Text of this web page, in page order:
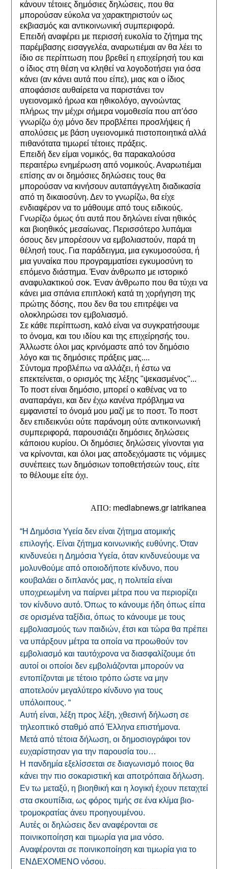
κάνουν τέτοιες δημόσιες δηλώσεις, που θα
μπορούσαν εύκολα να χαρακτηριστούν ως
εκβιασμός και αντικοινωνική συμπεριφορά.
Επειδή αναφέρει με περισσή ευκολία το ζήτημα της
παρέμβασης εισαγγελέα, αναρωτιέμαι αν θα λέει το
ίδιο σε περίπτωση που βρεθεί η επιχείρησή του και
ο ίδιος στη θέση να κληθεί να λογοδοτήσει για όσα
κάνει (αν κάνει αυτά που είπε), μιας και ο ίδιος
αποφάσισε αυθαίρετα να παριστάνει τον
υγειονομικό ήρωα και ηθικολόγο, αγνοώντας
πλήρως την μέχρι σήμερα νομοθεσία που απ'όσο
γνωρίζω όχι μόνο δεν προβλέπει προσλήψεις ή
απολύσεις με βάση υγειονομικά πιστοποιητικά αλλά
πιθανότατα τιμωρεί τέτοιες πράξεις.
Επειδή δεν είμαι νομικός, θα παρακαλούσα
περαιτέρω ενημέρωση από νομικούς. Αναρωτιέμαι
επίσης αν οι δημόσιες δηλώσεις τους θα
μπορούσαν να κινήσουν αυταπάγγελτη διαδικασία
από τη δικαιοσύνη. Δεν το γνωρίζω, θα είχε
ενδιαφέρον να το μάθουμε από τους ειδικούς.
Γνωρίζω όμως ότι αυτά που δηλώνει είναι ηθικός
και βιοηθικός μεσαίωνας. Περισσότερο λυπάμαι
όσους δεν μπορέσουν να εμβολιαστούν, παρά τη
θέλησή τους. Για παράδειγμα, μια εγκυμοσούσα, ή
μια γυναίκα που προγραμματίσει εγκυμοσύνη το
επόμενο διάστημα. Έναν άνθρωπο με ιστορικό
αναφυλακτικού σοκ. Έναν άνθρωπο που θα τύχει να
κάνει μια σπάνια επιπλοκή κατά τη χορήγηση της
πρώτης δόσης, που δεν θα του επιτρέψει να
ολοκληρώσει τον εμβολιασμό.
Σε κάθε περίπτωση, καλό είναι να συγκρατήσουμε
το όνομα, και του ιδίου και της επιχείρησής του.
Άλλωστε όλοι μας κρινόμαστε από τον δημόσιο
λόγο και τις δημόσιες πράξεις μας....
Σύντομα προβλέπω να αλλάζει, ή έστω να
επεκτείνεται, ο ορισμός της λέξης "ψεκασμένος"...
Το ποστ είναι δημόσιο, μπορεί ο καθένας να το
αναπαράγει, και δεν έχω κανένα πρόβλημα να
εμφανιστεί το όνομά μου μαζί με το ποστ. Το ποστ
δεν επιδεικνύει ούτε παράνομη ούτε αντικοινωνική
συμπεριφορά, παρουσιάζει δημόσιες δηλώσεις
κάποιου κυρίου. Οι δημόσιες δηλώσεις γίνονται για
να κρίνονται, και όλοι μας αποδεχόμαστε τις νόμιμες
συνέπειες των δημόσιων τοποθετήσεών τους, είτε
το θέλουμε είτε όχι.
ΑΠΟ: medlabnews.gr iatrikanea
“Η Δημόσια Υγεία δεν είναι ζήτημα ατομικής
επιλογής. Είναι ζήτημα κοινωνικής ευθύνης. Όταν
κινδυνεύει η Δημόσια Υγεία, όταν κινδυνεύουμε να
μολυνθούμε από οποιοδήποτε κίνδυνο, που
κουβαλάει ο διπλανός μας, η πολιτεία είναι
υποχρεωμένη να παίρνει μέτρα που να περιορίζει
τον κίνδυνο αυτό. Όπως το κάνουμε ήδη όπως είπα
σε ορισμένα ταξίδια, όπως το κάνουμε με τους
εμβολιασμούς των παιδιών, έτσι και τώρα θα πρέπει
να υπάρξουν μέτρα τα οποία να προωθούν τον
εμβολιασμό και ταυτόχρονα να διασφαλίζουμε ότι
αυτοί οι οποίοι δεν εμβολιάζονται μπορούν να
εντοπίζονται με τέτοιο τρόπο ώστε να μην
αποτελούν μεγαλύτερο κίνδυνο για τους
υπόλοιπους. “
Αυτή είναι, λέξη προς λέξη, χθεσινή δήλωση σε
τηλεοπτικό σταθμό από Έλληνα επιστήμονα.
Μετά από τέτοια δήλωση, οι δημοσιογράφοι τον
ευχαρίστησαν για την παρουσία του…
Η πανδημία εξελίσσεται σε διαγωνισμό ποιος θα
κάνει την πιο σοκαριστική και αποτρόπαια δήλωση.
Εν τω μεταξύ, η βιοηθική και η λογική έχουν πεταχτεί
στα σκουπίδια, ως φόρος τιμής σε ένα κλίμα βιο-
τρομοκρατίας άνευ προηγουμένου.
Αυτές οι δηλώσεις δεν αναφέρονται σε
ποινικοποίηση και τιμωρία για μια νόσο.
Αναφέρονται σε ποινικοποίηση και τιμωρία για το
ΕΝΔΕΧΟΜΕΝΟ νόσου.